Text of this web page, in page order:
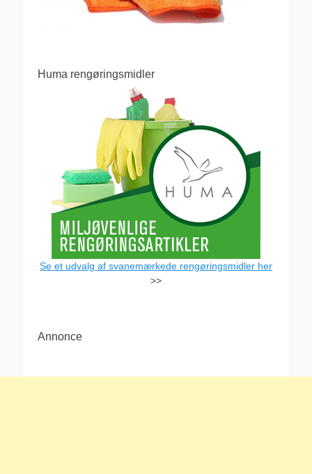
Huma rengøringsmidler
Se et udvalg af svanemærkede rengøringsmidler her
>>
Annonce